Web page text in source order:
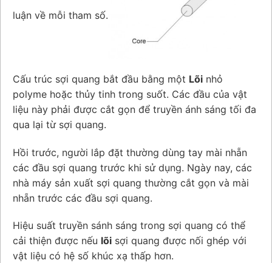
luận về mỗi tham số.
Cấu trúc sợi quang bắt đầu bằng một Lõi nhỏ
polyme hoặc thủy tinh trong suốt. Các đầu của vật
liệu này phải được cắt gọn để truyền ánh sáng tối đa
qua lại từ sợi quang.
Hồi trước, người lắp đặt thường dùng tay mài nhẵn
các đầu sợi quang trước khi sử dụng. Ngày nay, các
nhà máy sản xuất sợi quang thường cắt gọn và mài
nhẵn trước các đầu sợi quang.
Hiệu suất truyền sánh sáng trong sợi quang có thể
cải thiện được nếu lõi sợi quang được nối ghép với
vật liệu có hệ số khúc xạ thấp hơn.